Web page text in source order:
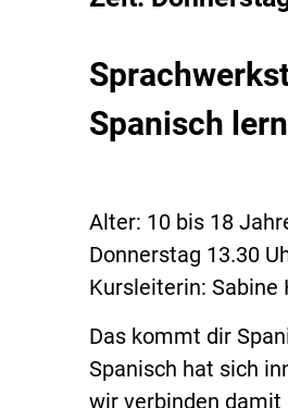
Spanisch
Alter: 10 bis 18
Donnerstag 13.30
Kursleiterin: Sabine
Das kommt dir
Spanisch hat sich
wir verbinden damit